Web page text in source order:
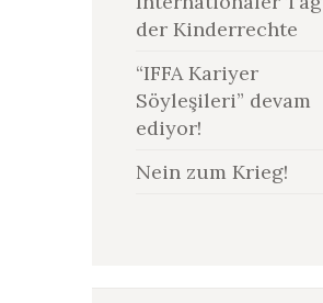
der Kinderrechte
“IFFA Kariyer
Söyleşileri” devam
ediyor!
Nein zum Krieg!